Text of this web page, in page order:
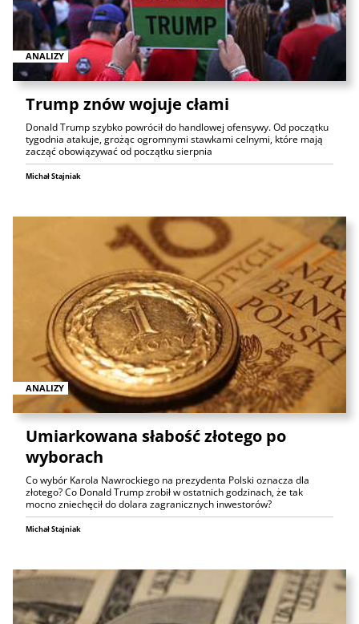
ANALIZY
Trump znów wojuje cłami
Donald Trump szybko powrócił do handlowej ofensywy. Od początku
tygodnia atakuje, grożąc ogromnymi stawkami celnymi, które mają
zacząć obowiązywać od początku sierpnia
Michał Stajniak
ANALIZY
Umiarkowana słabość złotego po
wyborach
Co wybór Karola Nawrockiego na prezydenta Polski oznacza dla
złotego? Co Donald Trump zrobił w ostatnich godzinach, że tak
mocno zniechęcił do dolara zagranicznych inwestorów?
Michał Stajniak